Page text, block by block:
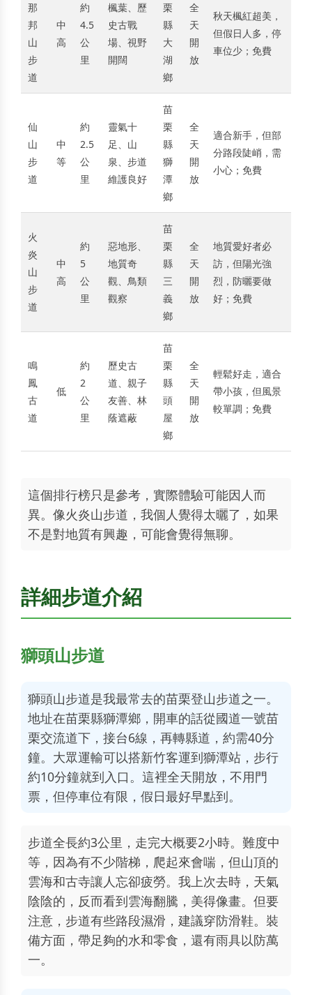
那
邦
山
步
道
中
高
約
4.5
公
里
楓葉、歷
史古戰
場、視野
開闊
栗
縣
大
湖
鄉
全
天
開
放
秋天楓紅超美，
但假日人多，停
車位少；免費
仙
山
步
道
中
等
約
2.5
公
里
靈氣十
足、山
泉、步道
維護良好
苗
栗
縣
獅
潭
鄉
全
天
開
放
適合新手，但部
分路段陡峭，需
小心；免費
火
炎
山
步
道
中
高
約
5
公
里
惡地形、
地質奇
觀、鳥類
觀察
苗
栗
縣
三
義
鄉
全
天
開
放
地質愛好者必
訪，但陽光強
烈，防曬要做
好；免費
鳴
鳳
古
道
低
約
2
公
里
歷史古
道、親子
友善、林
蔭遮蔽
苗
栗
縣
頭
屋
鄉
全
天
開
放
輕鬆好走，適合
帶小孩，但風景
較單調；免費
這個排行榜只是參考，實際體驗可能因人而
異。像火炎山步道，我個人覺得太曬了，如果
不是對地質有興趣，可能會覺得無聊。
詳細步道介紹
獅頭山步道
獅頭山步道是我最常去的苗栗登山步道之一。
地址在苗栗縣獅潭鄉，開車的話從國道一號苗
栗交流道下，接台6線，再轉縣道，約需40分
鐘。大眾運輸可以搭新竹客運到獅潭站，步行
約10分鐘就到入口。這裡全天開放，不用門
票，但停車位有限，假日最好早點到。
步道全長約3公里，走完大概要2小時。難度中
等，因為有不少階梯，爬起來會喘，但山頂的
雲海和古寺讓人忘卻疲勞。我上次去時，天氣
陰陰的，反而看到雲海翻騰，美得像畫。但要
注意，步道有些路段濕滑，建議穿防滑鞋。裝
備方面，帶足夠的水和零食，還有雨具以防萬
一。